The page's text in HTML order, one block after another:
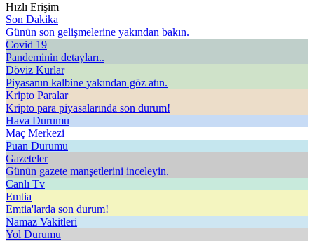
Hızlı Erişim
Son Dakika
Günün son gelişmelerine yakından bakın.
Covid 19
Pandeminin detayları..
Döviz Kurlar
Piyasanın kalbine yakından göz atın.
Kripto Paralar
Kripto para piyasalarında son durum!
Hava Durumu
Maç Merkezi
Puan Durumu
Gazeteler
Günün gazete manşetlerini inceleyin.
Canlı Tv
Emtia
Emtia'larda son durum!
Namaz Vakitleri
Yol Durumu